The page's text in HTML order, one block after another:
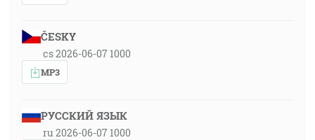
ČESKY
cs 2026-06-07 1000
MP3
РУССКИЙ ЯЗЫК
ru 2026-06-07 1000